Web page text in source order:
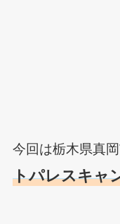
今回は栃木県真
トパレスキャ